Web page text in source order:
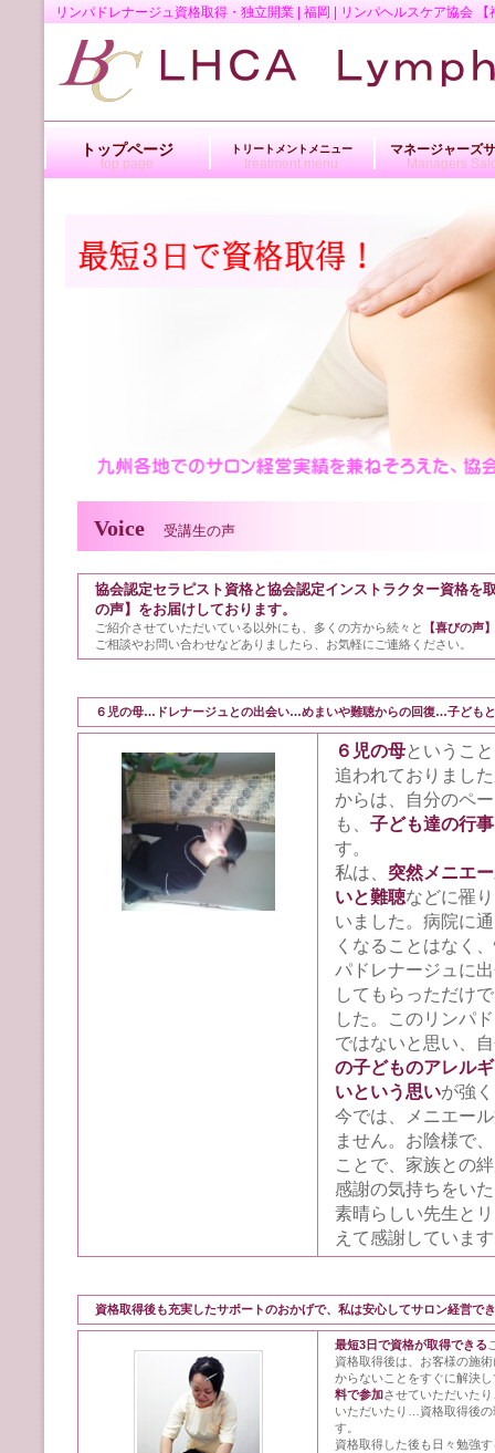
リンパドレナージュ資格取得・独立開業 | 福岡 | リンパヘルスケア協会
Voice 受講生の声
協会認定セラピスト資格と協会認定インストラクター資格を
の声】をお届けしております。
ご紹介させていただいている以外にも、多くの方から続々と
【喜びの声】
ご相談やお問い合わせなどありましたら、お気軽にご連絡ください。
６児の母…ドレナージュとの出会い…めまいや難聴からの回復…子ども
６児の母というこ
追われておりまし
からは、自分のペ
も、 子ども達の行
す。
私は、 突然メニエ
いと難聴などに罹
いました。病院に
くなることはなく
パドレナージュに
してもらっただけ
した。このリンパ
ではないと思い、
の子どものアレル
いという思いが強
今では、メニエー
ません。お陰様で
ことで、家族との
感謝の気持ちをい
素晴らしい先生と
えて感謝していま
資格取得後も充実したサポートのおかげで、私は安心してサロン経営で
最短3日で資格が取得できる
資格取得後は、お客様の施
からないことをすぐに解決
料で参加させていただいたり
いただいたり…資格取得後
す。
資格取得した後も日々勉強
トップページ
top page
トリートメントメニュー
treatment menu
マネージャーズ
Managers